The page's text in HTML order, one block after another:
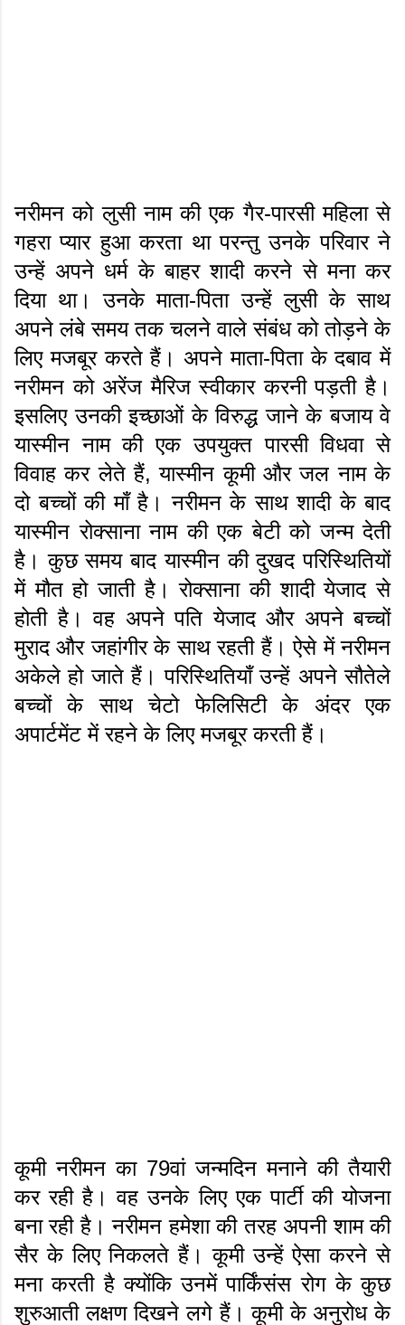
नरीमन को लुसी नाम की एक गैर-पारसी महिला से
गहरा प्यार हुआ करता था परन्तु उनके परिवार ने
उन्हें अपने धर्म के बाहर शादी करने से मना कर
दिया था। उनके माता-पिता उन्हें लुसी के साथ
अपने लंबे समय तक चलने वाले संबंध को तोड़ने के
लिए मजबूर करते हैं। अपने माता-पिता के दबाव में
नरीमन को अरेंज मैरिज स्वीकार करनी पड़ती है।
इसलिए उनकी इच्छाओं के विरुद्ध जाने के बजाय वे
यास्मीन नाम की एक उपयुक्त पारसी विधवा से
विवाह कर लेते हैं, यास्मीन कूमी और जल नाम के
दो बच्चों की माँ है। नरीमन के साथ शादी के बाद
यास्मीन रोक्साना नाम की एक बेटी को जन्म देती
है। कुछ समय बाद यास्मीन की दुखद परिस्थितियों
में मौत हो जाती है। रोक्साना की शादी येजाद से
होती है। वह अपने पति येजाद और अपने बच्चों
मुराद और जहांगीर के साथ रहती हैं। ऐसे में नरीमन
अकेले हो जाते हैं। परिस्थितियाँ उन्हें अपने सौतेले
बच्चों के साथ चेटो फेलिसिटी के अंदर एक
अपार्टमेंट में रहने के लिए मजबूर करती हैं।
कूमी नरीमन का 79वां जन्मदिन मनाने की तैयारी
कर रही है। वह उनके लिए एक पार्टी की योजना
बना रही है। नरीमन हमेशा की तरह अपनी शाम की
सैर के लिए निकलते हैं। कूमी उन्हें ऐसा करने से
मना करती है क्योंकि उनमें पार्किंसंस रोग के कुछ
शुरुआती लक्षण दिखने लगे हैं। कूमी के अनुरोध के